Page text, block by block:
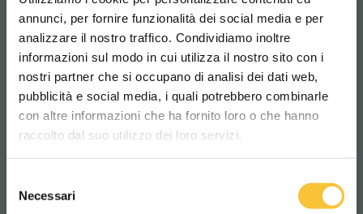
annunci, per fornire funzionalità dei social media e per
analizzare il nostro traffico. Condividiamo inoltre
informazioni sul modo in cui utilizza il nostro sito con i
nostri partner che si occupano di analisi dei dati web,
pubblicità e social media, i quali potrebbero combinarle
con altre informazioni che ha fornito loro o che hanno
raccolto dal suo utilizzo dei loro servizi.
delNecessari
– MitACDrivegibt es keine Kompromisse bei
der Leistung!
SCHEUERSAUGMASCHINE
Scegli il paese in cui ti trovi e la tua
lingua per una migliore esperienza di
navigazione